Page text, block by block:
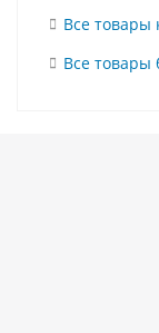
Все товары
Все товары